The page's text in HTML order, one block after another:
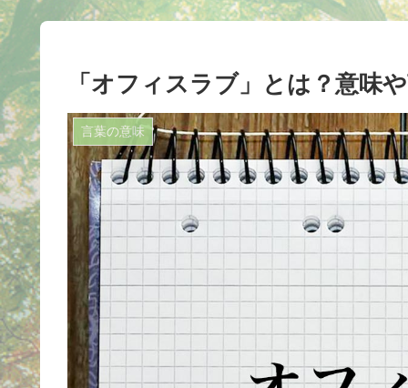
「オフィスラブ」とは？意味
言葉の意味